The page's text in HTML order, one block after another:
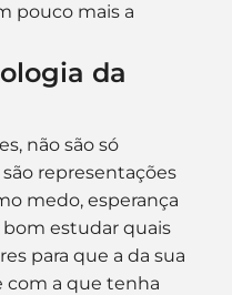
pouco mais a
da
não são só
representações
medo, esperança
bom estudar quais
para que a da sua
com a que tenha